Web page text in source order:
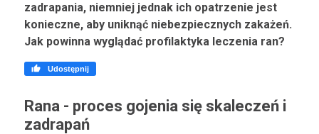
zadrapania, niemniej jednak ich opatrzenie jest
konieczne, aby uniknąć niebezpiecznych zakażeń.
Jak powinna wyglądać profilaktyka leczenia ran?
 Udostępnij
Rana - proces gojenia się skaleczeń i
zadrapań